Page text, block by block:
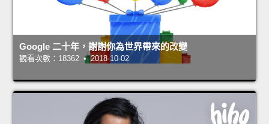
Google 二十年，謝謝你為世界帶來的改變
觀看次數：18362 • 2018-10-02